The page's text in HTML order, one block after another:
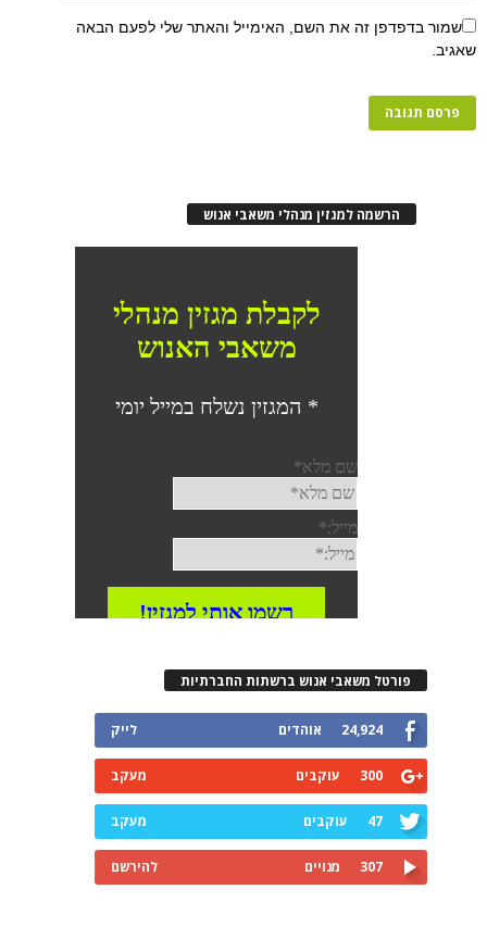
זה את השם, האימייל והאתר שלי לפעם הבאה
הרשמה למגזין מנהלי משאבי אנוש
משאבי אנוש ברשתות החברתיות
אוהדים
עוקבים
עוקבים
מנויים